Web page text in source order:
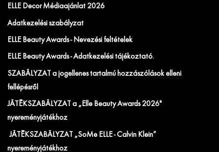
ELLE Decor Médiaajánlat 2026
Adatkezelési szabályzat
ELLE Beauty Awards - Nevezési feltételek
ELLE Beauty Awards - Adatkezelési tájékoztató.
SZABÁLYZAT a jogellenes tartalmú hozzászólások elleni
fellépésről
JÁTÉKSZABÁLYZAT a „Elle Beauty Awards 2026"
nyereményjátékhoz
JÁTÉKSZABÁLYZAT „SoMe ELLE - Calvin Klein”
nyereményjátékhoz